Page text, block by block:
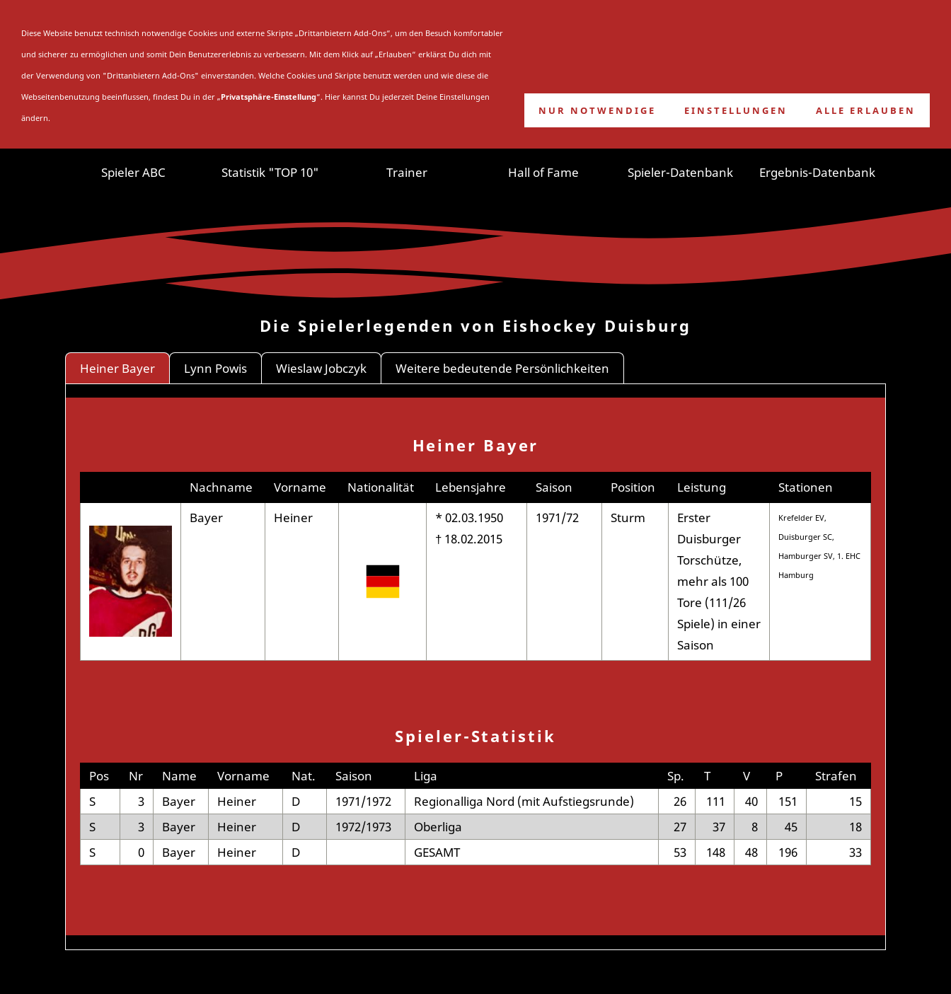
Hall of Fame
Archiv»Hall of Fame
Spieler ABC Statistik "TOP 10" Trainer Hall of Fame Spieler-Datenbank Ergebnis-Datenbank
Die Spielerlegenden von Eishockey Duisburg
Heiner Bayer Lynn Powis Wieslaw Jobczyk Weitere bedeutende Persönlichkeiten
Heiner Bayer
Nachname Vorname Nationalität Lebensjahre Saison Position Leistung
Stationen
Bayer
Heiner
* 02.03.1950
† 18.02.2015
1971/72 Sturm
Erster
Duisburger
Torschütze,
mehr als 100
Tore (111/26
Spiele) in einer
Saison
Krefelder EV,
Duisburger SC,
Hamburger SV, 1. EHC
Hamburg
Spieler-Statistik
S 3 Bayer Heiner D 1971/1972 Regionalliga Nord (mit Aufstiegsrunde) 26 111 40 151
15
S
3 Bayer Heiner D 1972/1973 Oberliga 27 37 8 45
18
S
0 Bayer Heiner D GESAMT 53 148 48 196 33
Pos Nr Name Vorname Nat. Saison Liga Sp. T V P Strafen
Diese Website benutzt technisch notwendige Cookies und externe Skripte „Drittanbietern Add-Ons“, um den Besuch komfortabler
und sicherer zu ermöglichen und somit Dein Benutzererlebnis zu verbessern. Mit dem Klick auf „Erlauben“ erklärst Du dich mit
der Verwendung von "Drittanbietern Add-Ons" einverstanden. Welche Cookies und Skripte benutzt werden und wie diese die
Webseitenbenutzung beeinflussen, findest Du in der „Privatsphäre-Einstellung“. Hier kannst Du jederzeit Deine Einstellungen
ändern.
NUR NOTWENDIGE EINSTELLUNGEN ALLE ERLAUBEN